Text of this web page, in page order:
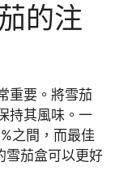
的注
重要。將雪茄
持其風味。一
之間，而最佳
雪茄盒可以更好